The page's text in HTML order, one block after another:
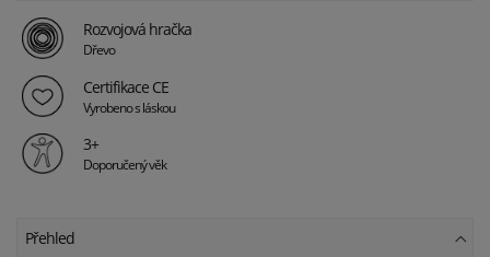
Rozvojová hračka
Dřevo
Certifikace CE
Vyrobeno s láskou
3+
Doporučený věk
Přehled